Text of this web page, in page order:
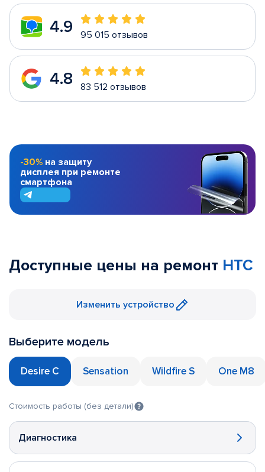
4.9 95 015 отзывов
4.8 83 512 отзывов
-30% на защиту
дисплея при ремонте
смартфона
Доступные цены на ремонт HTC
Изменить устройство
Выберите модель
Desire C Sensation Wildfire S One M8
Стоимость работы (без детали)
Диагностика